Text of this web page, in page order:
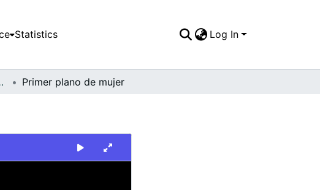
Statistics Log In
Primer plano de mujer